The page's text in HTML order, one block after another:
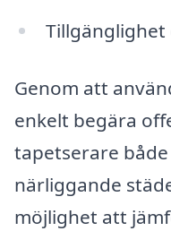
Tillgänglighet
Genom att
enkelt begära
tapetserare både
närliggande
möjlighet att